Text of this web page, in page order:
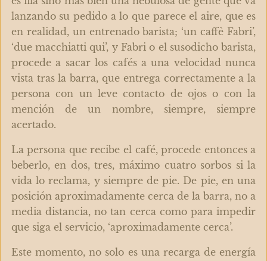
lanzando su pedido a lo que parece el aire, que es
en realidad, un entrenado barista; ‘un caffè Fabri’,
‘due macchiatti qui’, y Fabri o el susodicho barista,
procede a sacar los cafés a una velocidad nunca
vista tras la barra, que entrega correctamente a la
persona con un leve contacto de ojos o con la
mención de un nombre, siempre, siempre
acertado.
La persona que recibe el café, procede entonces a
beberlo, en dos, tres, máximo cuatro sorbos si la
vida lo reclama, y siempre de pie. De pie, en una
posición aproximadamente cerca de la barra, no a
media distancia, no tan cerca como para impedir
que siga el servicio, ‘aproximadamente cerca’.
Este momento, no solo es una recarga de energía